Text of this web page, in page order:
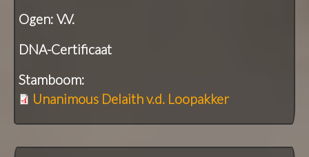
Ogen: V.V.
DNA-Certificaat
Stamboom:
Unanimous Delaith v.d. Loopakker